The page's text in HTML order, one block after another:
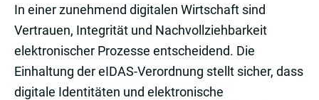
In einer zunehmend digitalen Wirtschaft sind
Vertrauen, Integrität und Nachvollziehbarkeit
elektronischer Prozesse entscheidend. Die
Einhaltung der eIDAS-Verordnung stellt sicher, dass
digitale Identitäten und elektronische